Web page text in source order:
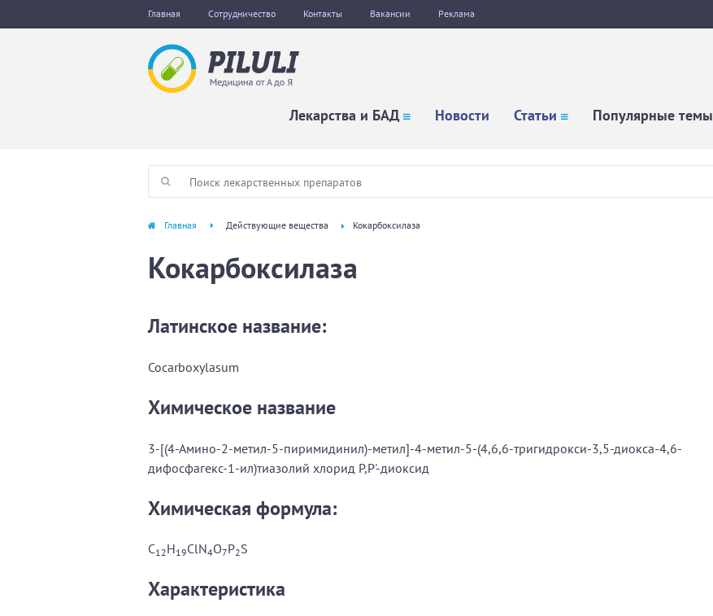
Главная Сотрудничество Контакты Вакансии Реклама
Лекарства и БАД Новости Статьи Популярные темы
Главная Действующие вещества Кокарбоксилаза
Кокарбоксилаза
Латинское название:
Cocarboxylasum
Химическое название
3-[(4-Амино-2-метил-5-пиримидинил)-метил]-4-метил-5-(4,6,6-тригидрокси-3,5-диокса-4,6-
дифосфагекс-1-ил)тиазолий хлорид P,P'-диоксид
Химическая формула:
C12H19ClN4O7P2S
Характеристика